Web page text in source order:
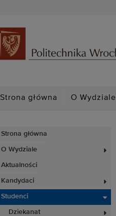
Strona główna O Wydziale
Strona główna
O Wydziale
Aktualności
Kandydaci
Studenci
Dziekanat